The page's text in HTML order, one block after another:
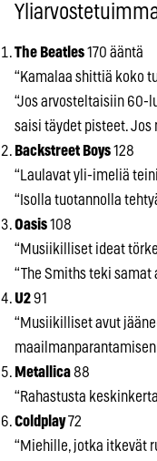
The Beatles170 ääntä
“Kamalaa shittiä koko
“Jos arvosteltaisiin 60-
saisi täydet pisteet. Jos
Backstreet Boys128
“Laulavat yli-imeliä
“Isolla tuotannolla
Oasis108
“Musiikilliset ideat
“The Smiths teki
U291
“Musiikilliset avut
Metallica88
“Rahastusta
Coldplay72
“Miehille, jotka itkevät